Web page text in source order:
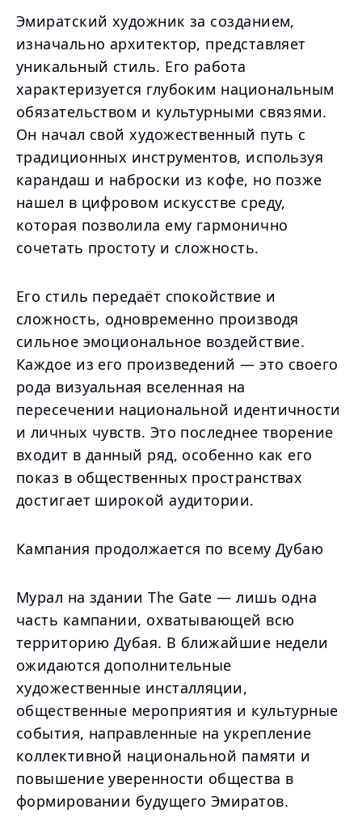
Эмиратский художник за созданием,
изначально архитектор, представляет
уникальный стиль. Его работа
характеризуется глубоким национальным
обязательством и культурными связями.
Он начал свой художественный путь с
традиционных инструментов, используя
карандаш и наброски из кофе, но позже
нашел в цифровом искусстве среду,
которая позволила ему гармонично
сочетать простоту и сложность.
Его стиль передаёт спокойствие и
сложность, одновременно производя
сильное эмоциональное воздействие.
Каждое из его произведений — это своего
рода визуальная вселенная на
пересечении национальной идентичности
и личных чувств. Это последнее творение
входит в данный ряд, особенно как его
показ в общественных пространствах
достигает широкой аудитории.
Кампания продолжается по всему Дубаю
Мурал на здании The Gate — лишь одна
часть кампании, охватывающей всю
территорию Дубая. В ближайшие недели
ожидаются дополнительные
художественные инсталляции,
общественные мероприятия и культурные
события, направленные на укрепление
коллективной национальной памяти и
повышение уверенности общества в
формировании будущего Эмиратов.